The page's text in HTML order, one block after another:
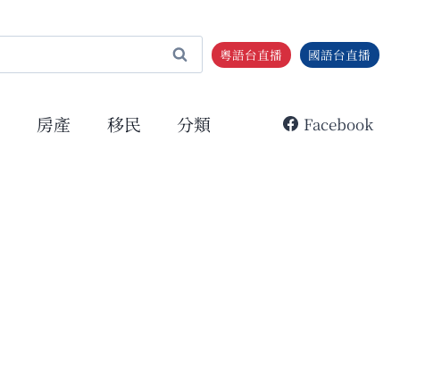
粵語台直播 國語台直播
房產 移民 分類 Facebook